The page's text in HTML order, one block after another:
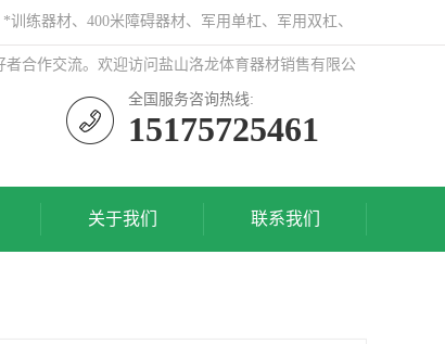
练器材、400米障碍器材、军用单杠、军用双杠、
合作交流。欢迎访问盐山洛龙体育器材销售有限公
全国服务咨询热线:
15175725461
关于我们 联系我们